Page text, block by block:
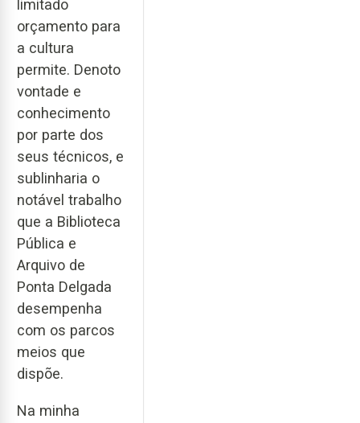
limitado
orçamento para
a cultura
permite. Denoto
vontade e
conhecimento
por parte dos
seus técnicos, e
sublinharia o
notável trabalho
que a Biblioteca
Pública e
Arquivo de
Ponta Delgada
desempenha
com os parcos
meios que
dispõe.
Na minha